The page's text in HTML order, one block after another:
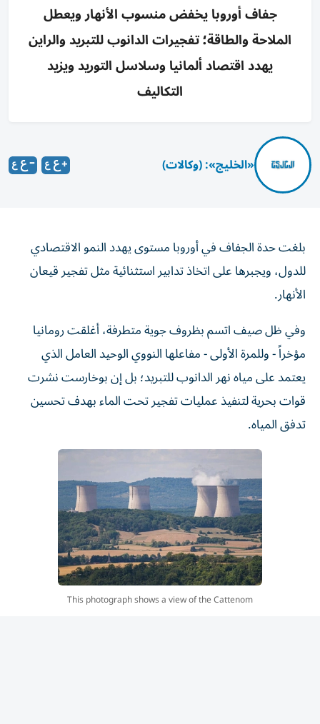
جفاف أوروبا يخفض منسوب الأنهار ويعطل
الملاحة والطاقة؛ تفجيرات الدانوب للتبريد والراين
يهدد اقتصاد ألمانيا وسلاسل التوريد ويزيد
التكاليف
«الخليج»: (وكالات)
بلغت حدة الجفاف في أوروبا مستوى يهدد النمو الاقتصادي
للدول، ويجبرها على اتخاذ تدابير استثنائية مثل تفجير قيعان
الأنهار.
وفي ظل صيف اتسم بظروف جوية متطرفة، أغلقت رومانيا
مؤخراً - وللمرة الأولى - مفاعلها النووي الوحيد العامل الذي
يعتمد على مياه نهر الدانوب للتبريد؛ بل إن بوخارست نشرت
قوات بحرية لتنفيذ عمليات تفجير تحت الماء بهدف تحسين
تدفق المياه.
This photograph shows a view of the Cattenom
nuclear power plant of Cattenom from Contz-les-